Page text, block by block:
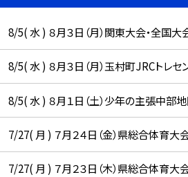
8/5( 水 ) ８月３日（月）関東大会・全国
8/5( 水 ) ８月３日（月）玉村町JRCトレセ
8/5( 水 ) ８月１日（土）少年の主張中部
7/27( 月 ) ７月２４日（金）県総合体育大
7/27( 月 ) ７月２３日（木）県総合体育大